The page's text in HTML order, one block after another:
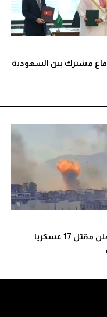
مشترك بين السعودية
الدفاع اليمنية تعلن مقتل 17 عسكريا